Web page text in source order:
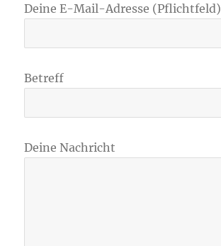
Deine E-Mail-Adresse (Pflichtfeld)
Betreff
Deine Nachricht